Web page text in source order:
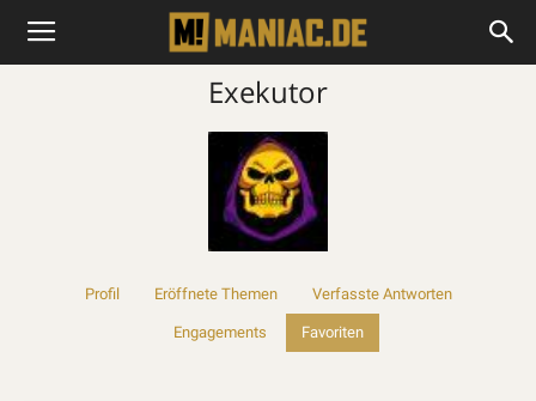
Exekutor
Profil Eröffnete Themen Verfasste Antworten
Engagements Favoriten